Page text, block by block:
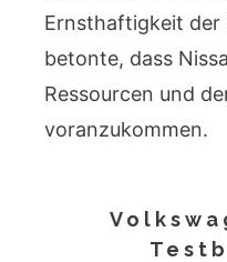
Ernsthaftigkeit der
betonte, dass
Ressourcen und
voranzukommen.